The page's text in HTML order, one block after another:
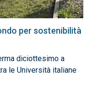
per sostenibilità
diciottesimo a
le Università italiane